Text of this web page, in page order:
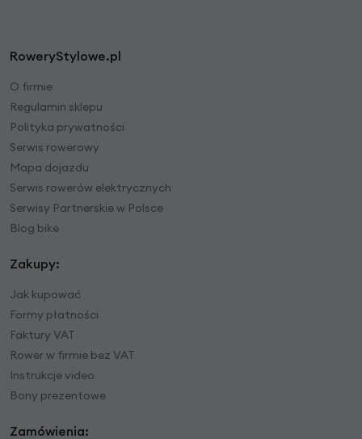
RoweryStylowe.pl
O firmie
Regulamin sklepu
Polityka prywatności
Serwis rowerowy
Mapa dojazdu
Serwis rowerów elektrycznych
Serwisy Partnerskie w Polsce
Blog bike
Zakupy:
Jak kupować
Formy płatności
Faktury VAT
Rower w firmie bez VAT
Instrukcje video
Bony prezentowe
Zamówienia: